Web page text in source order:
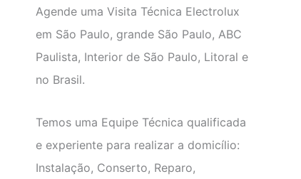
Agende uma Visita Técnica Electrolux
em São Paulo, grande São Paulo, ABC
Paulista, Interior de São Paulo, Litoral e
no Brasil.
Temos uma Equipe Técnica qualificada
e experiente para realizar a domicílio:
Instalação, Conserto, Reparo,